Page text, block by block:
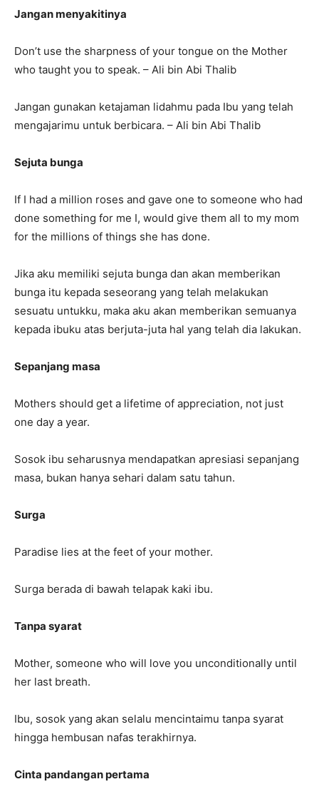
Jangan menyakitinya
Don’t use the sharpness of your tongue on the Mother
who taught you to speak. – Ali bin Abi Thalib
Jangan gunakan ketajaman lidahmu pada Ibu yang telah
mengajarimu untuk berbicara. – Ali bin Abi Thalib
Sejuta bunga
If I had a million roses and gave one to someone who had
done something for me I, would give them all to my mom
for the millions of things she has done.
Jika aku memiliki sejuta bunga dan akan memberikan
bunga itu kepada seseorang yang telah melakukan
sesuatu untukku, maka aku akan memberikan semuanya
kepada ibuku atas berjuta-juta hal yang telah dia lakukan.
Sepanjang masa
Mothers should get a lifetime of appreciation, not just
one day a year.
Sosok ibu seharusnya mendapatkan apresiasi sepanjang
masa, bukan hanya sehari dalam satu tahun.
Surga
Paradise lies at the feet of your mother.
Surga berada di bawah telapak kaki ibu.
Tanpa syarat
Mother, someone who will love you unconditionally until
her last breath.
Ibu, sosok yang akan selalu mencintaimu tanpa syarat
hingga hembusan nafas terakhirnya.
Cinta pandangan pertama